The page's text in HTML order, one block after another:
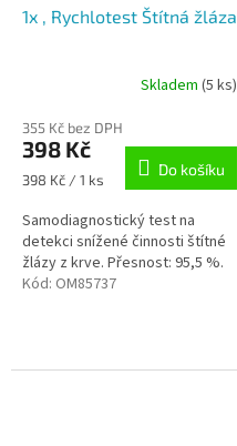
1x , Rychlotest Štítná žláza
Skladem (5 ks)
355 Kč bez DPH
398 Kč
Měrná
398 Kč / 1 ks
Do košíku
Samodiagnostický test na
detekci snížené činnosti štítné
žlázy z krve. Přesnost: 95,5 %.
Kód: OM85737